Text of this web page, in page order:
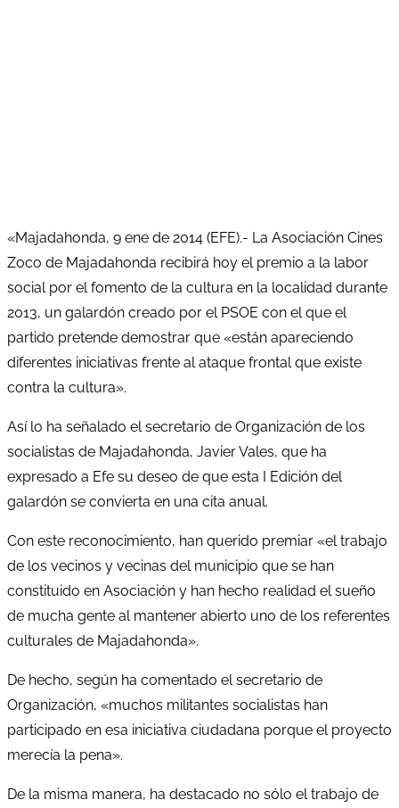
«Majadahonda, 9 ene de 2014 (EFE).- La Asociación Cines
Zoco de Majadahonda recibirá hoy el premio a la labor
social por el fomento de la cultura en la localidad durante
2013, un galardón creado por el PSOE con el que el
partido pretende demostrar que «están apareciendo
diferentes iniciativas frente al ataque frontal que existe
contra la cultura».
Así lo ha señalado el secretario de Organización de los
socialistas de Majadahonda, Javier Vales, que ha
expresado a Efe su deseo de que esta I Edición del
galardón se convierta en una cita anual.
Con este reconocimiento, han querido premiar «el trabajo
de los vecinos y vecinas del municipio que se han
constituido en Asociación y han hecho realidad el sueño
de mucha gente al mantener abierto uno de los referentes
culturales de Majadahonda».
De hecho, según ha comentado el secretario de
Organización, «muchos militantes socialistas han
participado en esa iniciativa ciudadana porque el proyecto
merecía la pena».
De la misma manera, ha destacado no sólo el trabajo de